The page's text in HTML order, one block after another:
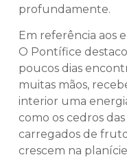
profundamente.
Em referência aos
O Pontífice
poucos dias
muitas mãos,
interior uma
como os cedros
carregados de
crescem na